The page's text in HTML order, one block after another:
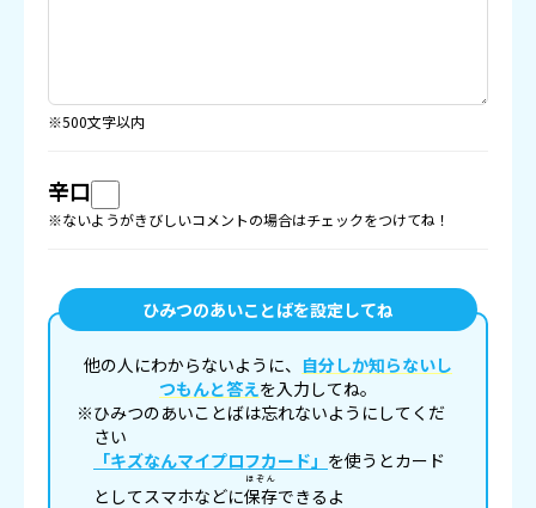
※500文字以内
辛口
※ないようがきびしいコメントの場合はチェックをつけてね！
ひみつのあいことばを設定してね
他の人にわからないように、 自分しか知らないし
つもんと答えを入力してね。
※ひみつのあいことばは忘れないようにしてくだ
さい
「キズなんマイプロフカード」 を使うとカード
としてスマホなどに保存
ほぞん
できるよ